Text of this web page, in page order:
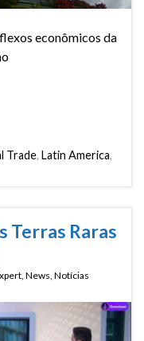
econômicos da
Trade, Latin America,
Terras Raras
News Notícias